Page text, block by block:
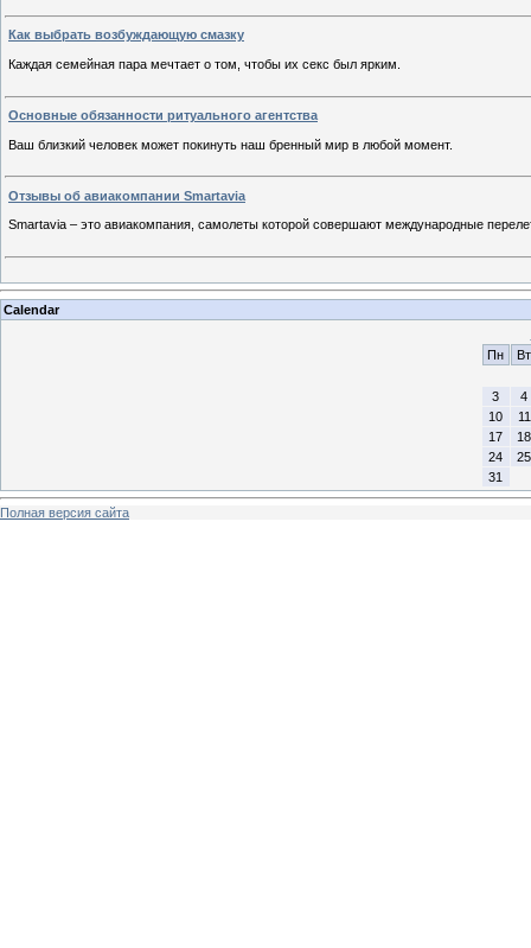
Как выбрать возбуждающую смазку
Каждая семейная пара мечтает о том, чтобы их секс был ярким.
Основные обязанности ритуального агентства
Ваш близкий человек может покинуть наш бренный мир в любой момент.
Отзывы об авиакомпании Smartavia
Smartavia – это авиакомпания, самолеты которой совершают международные
Calendar
Пн
Вт
3
4
10
11
17
18
24
25
31
Полная версия сайта